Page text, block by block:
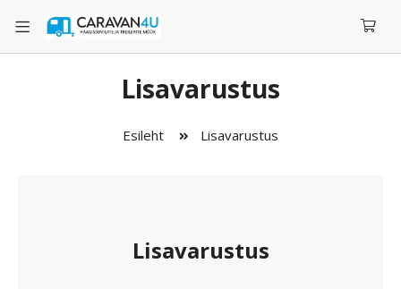
Lisavarustus
Esileht Lisavarustus
Lisavarustus